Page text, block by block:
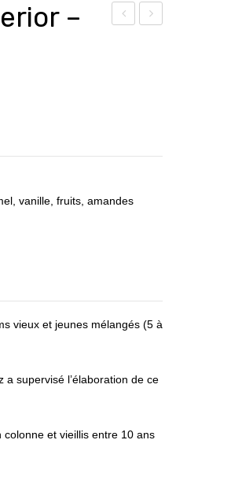
sh
–
vanille, fruits, amandes
vieux et jeunes mélangés (5 à
supervisé l’élaboration de ce
colonne et vieillis entre 10 ans